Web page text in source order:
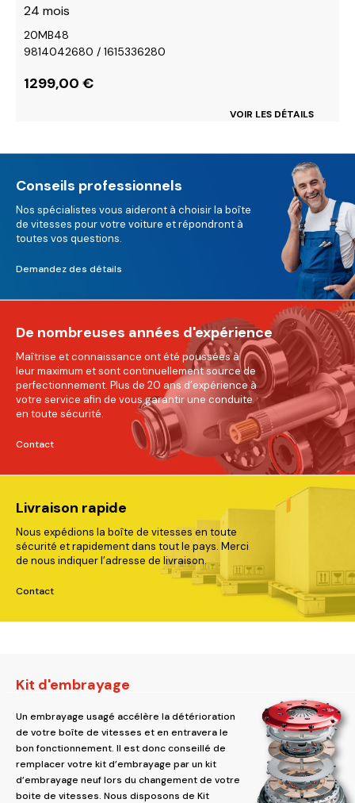
24 mois
20MB48
9814042680 / 1615336280
1299,00 €
VOIR LES DÉTAILS
Conseils professionnels
Nos spécialistes vous aideront à choisir la boîte
de vitesses pour votre voiture et répondront à
toutes vos questions.
Demandez des détails
De nombreuses années d'expérience
Maîtrise et connaissance ont été poussées à
leur maximum et sont continuellement source de
perfectionnement. Plus de 20 ans d’expérience à
votre service afin de vous garantir une conduite
en toute sécurité.
Contact
Livraison rapide
Nous expédions la boîte de vitesses en toute
sécurité et rapidement dans tout le pays. Merci
de nous indiquer l’adresse de livraison.
Contact
Kit d'embrayage
Un embrayage usagé accélère la détérioration
de votre boîte de vitesses et en entravera le
bon fonctionnement. Il est donc conseillé de
remplacer votre kit d’embrayage par un kit
d’embrayage neuf lors du changement de votre
boite de vitesses. Nous disposons de Kit